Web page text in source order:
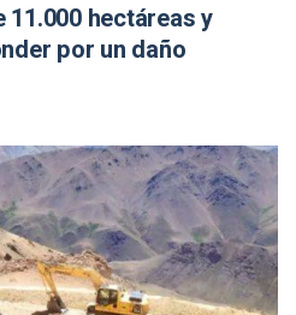
hectáreas y
por un daño